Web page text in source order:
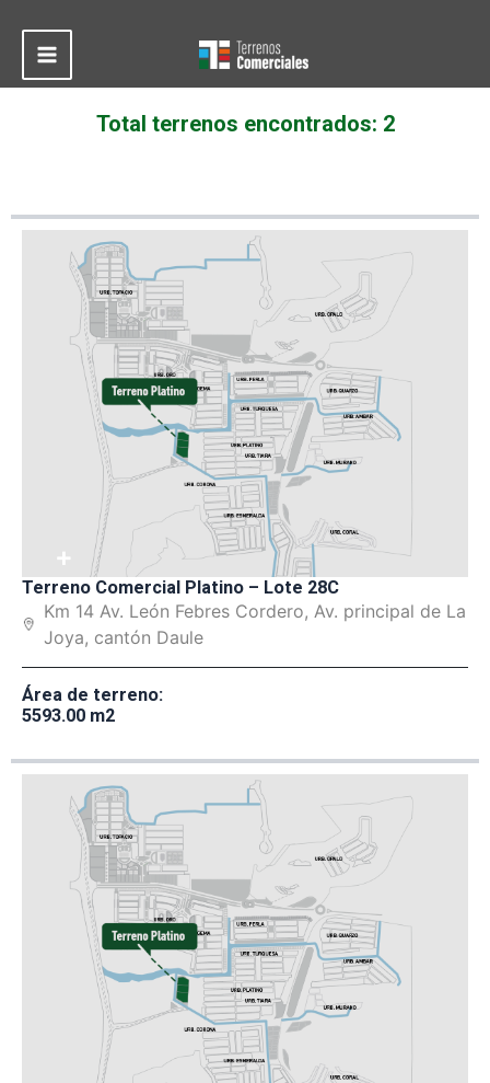
contenido
Main
MenuTotal terrenos encontrados: 2
+
Terreno Comercial Platino – Lote 28C
Km 14 Av. León Febres Cordero, Av. principal de La
Joya, cantón Daule
Área de terreno:
5593.00 m2